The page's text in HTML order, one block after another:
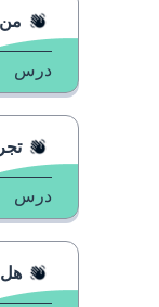
من
درس
درس
هل